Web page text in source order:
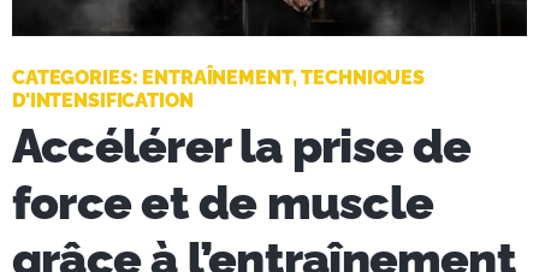
CATEGORIES: ENTRAÎNEMENT,TECHNIQUES
D'INTENSIFICATION
Accélérer la prise de
force et de muscle
grâce à l’entraînement